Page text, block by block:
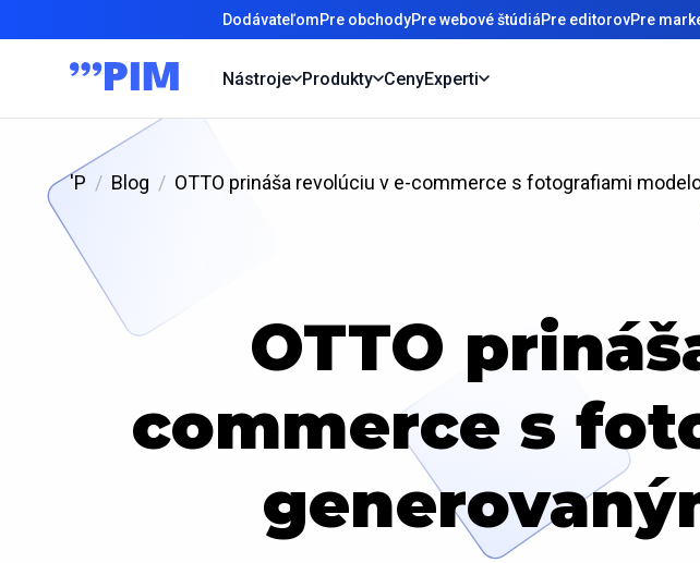
DodávateľomPre obchodyPre webové štúdiáPre editorovPre
Nástroje Produkty CenyExperti
'P Blog OTTO prináša revolúciu v e-commerce s fotografiami
OTTO
commerce s